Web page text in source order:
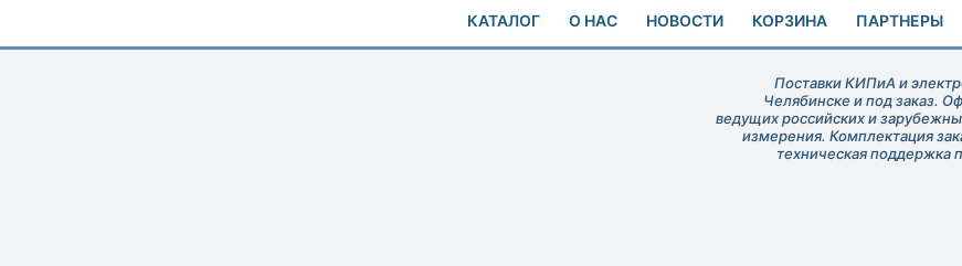
КАТАЛОГ О НАС НОВОСТИ КОРЗИНА ПАРТНЕРЫ
Поставки КИПиА и
Челябинске и под заказ.
ведущих российских и
измерения. Комплектация
техническая поддержка